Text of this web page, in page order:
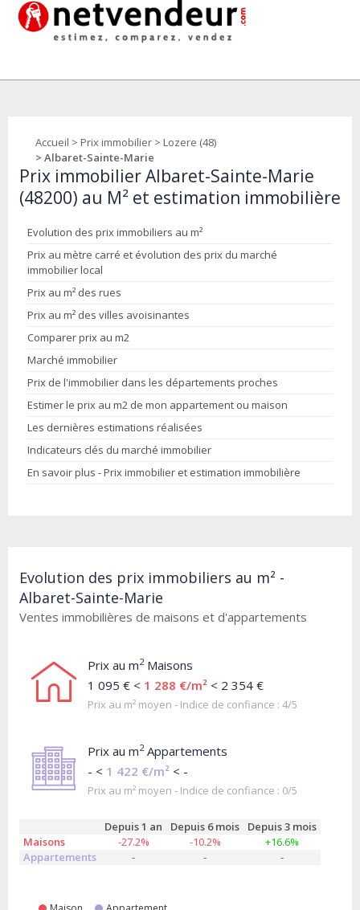
Accueil > Prix immobilier > Lozere (48)
> Albaret-Sainte-Marie
Prix immobilier Albaret-Sainte-Marie
(48200) au M² et estimation immobilière
Evolution des prix immobiliers au m²
Prix au mètre carré et évolution des prix du marché
immobilier local
Prix au m² des rues
Prix au m² des villes avoisinantes
Comparer prix au m2
Marché immobilier
Prix de l'immobilier dans les départements proches
Estimer le prix au m2 de mon appartement ou maison
Les dernières estimations réalisées
Indicateurs clés du marché immobilier
En savoir plus - Prix immobilier et estimation immobilière
Evolution des prix immobiliers au m² -
Albaret-Sainte-Marie
Ventes immobilières de maisons et d'appartements
Prix au m2Maisons
1 095 € < 1 288 €/m² < 2 354 €
Prix au m² moyen - Indice de confiance : 4/5
Prix au m2Appartements
- < 1 422 €/m² < -
Prix au m² moyen - Indice de confiance : 0/5
Depuis 1 an Depuis 6 mois
Depuis 3 mois
Maisons
-27.2% -10.2%
+16.6%
Appartements
- - -